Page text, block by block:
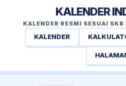
KALENDER
KALENDER RESMI SESUAI
KALENDER